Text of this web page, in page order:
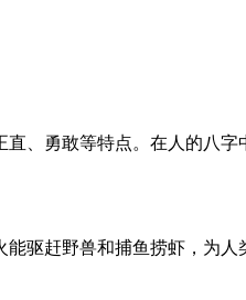
、勇敢等特点。在人的八字
驱赶野兽和捕鱼捞虾，为